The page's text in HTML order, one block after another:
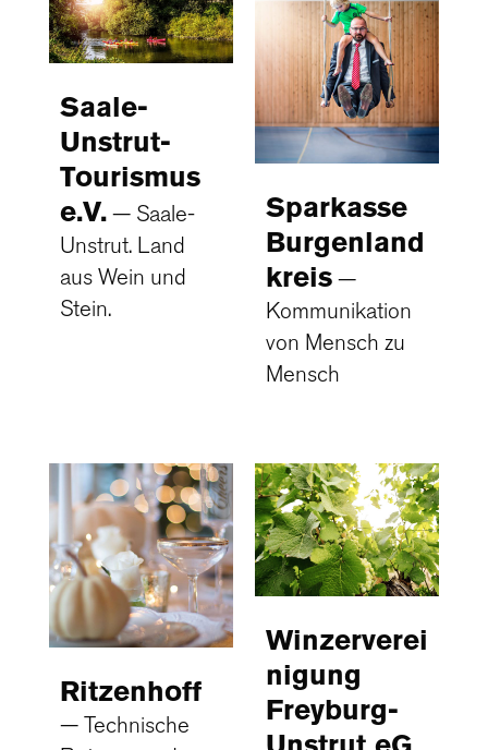
Saale-
Unstrut-
Tourismus
e.V.
Saale-
Unstrut. Land
aus Wein und
Stein.
Sparkasse
Burgenland
kreis
Kommunikation
von Mensch zu
Mensch
Ritzenhoff
Technische
Winzerverei
nigung
Freyburg-